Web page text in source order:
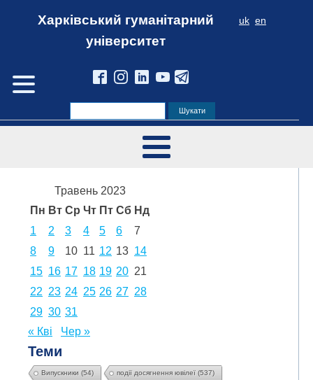
Харківський гуманітарний
університет
uk en
Травень 2023
Пн Вт Ср Чт Пт Сб Нд
1
2 3 4 5 6
7
8
9 10 11 12 13 14
15 16 17 18 19 20 21
22 23 24 25 26 27 28
29 30 31
« Кві
Чер »
Теми
Випускники (54) події досягнення ювілеї (537)